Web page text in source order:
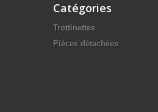
Catégories
Trottinettes
Pièces détachées